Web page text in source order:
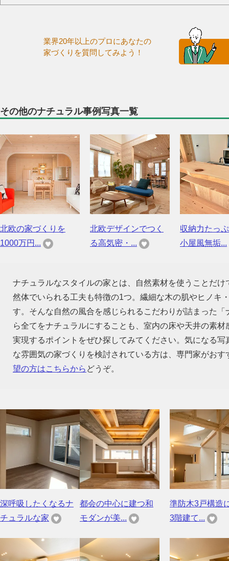
業界20年以上のプロにあなたの
家づくりを質問してみよう！
その他のナチュラル事例写真一覧
北欧の家づくりを
1000万円...
北欧デザインでつく
る高気密・...
収納力たっ
小屋風無垢...
ナチュラルなスタイルの家とは、自然素材を使うことだ
然体でいられる工夫も特徴の1つ。繊細な木の肌やヒノキ
す。そんな自然の風合を感じられるこだわりが詰まった
ら全てをナチュラルにすることも、室内の床や天井の素
実現するポイントをぜひ探してみてください。気になる
な雰囲気の家づくりを検討されている方は、専門家がお
望の方はこちらから どうぞ。
深呼吸したくなるナ
チュラルな家
都会の中心に建つ和
モダンが美...
準防木3戸構造
3階建て...